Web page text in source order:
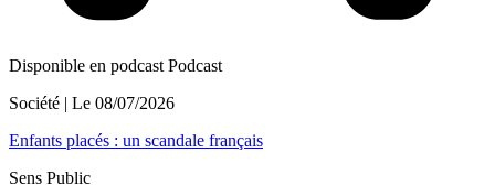
Disponible en podcast Podcast
Société | Le 08/07/2026
Enfants placés : un scandale français
Sens Public